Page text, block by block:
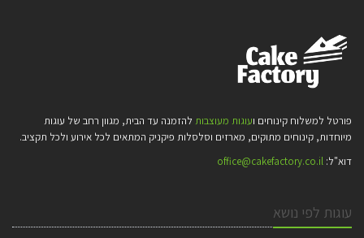
פורטל למשלוח קינוחים ועוגות מעוצבות להזמנה עד הבית, מגוון רחב של עוגות
מיוחדות, קינוחים מתוקים, מארזים וסלסלות פיקניק המתאים לכל אירוע ולכל תקציב.
דוא"ל: office@cakefactory.co.il
עוגות לפי נושא